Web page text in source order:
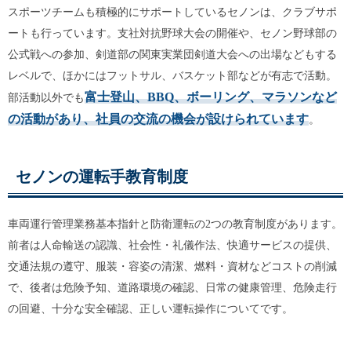
スポーツチームも積極的にサポートしているセノンは、クラブサポ
ートも行っています。支社対抗野球大会の開催や、セノン野球部の
公式戦への参加、剣道部の関東実業団剣道大会への出場などもする
レベルで、ほかにはフットサル、バスケット部などが有志で活動。
部活動以外でも富士登山、BBQ、ボーリング、マラソンなど
の活動があり、社員の交流の機会が設けられています。
セノンの運転手教育制度
車両運行管理業務基本指針と防衛運転の2つの教育制度があります。
前者は人命輸送の認識、社会性・礼儀作法、快適サービスの提供、
交通法規の遵守、服装・容姿の清潔、燃料・資材などコストの削減
で、後者は危険予知、道路環境の確認、日常の健康管理、危険走行
の回避、十分な安全確認、正しい運転操作についてです。